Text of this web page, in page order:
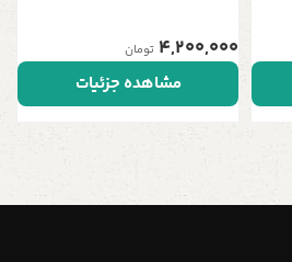
4,200,000 تومان
مشاهده جزئیات